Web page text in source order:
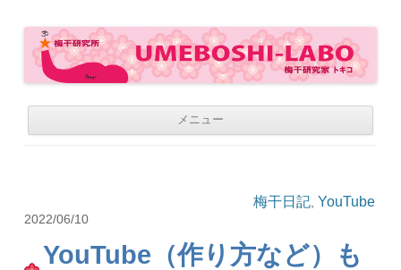
WE LOVE UMEBOSHI
メニュー
梅干日記, YouTube
2022/06/10
YouTube（作り方など）も